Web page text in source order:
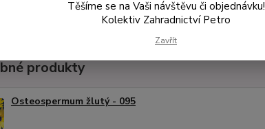
produkty
Osteospermum žlutý - 095
Těšíme se na Vaši návštěvu či objednávku!
Kolektiv Zahradnictví Petro
Zavřít